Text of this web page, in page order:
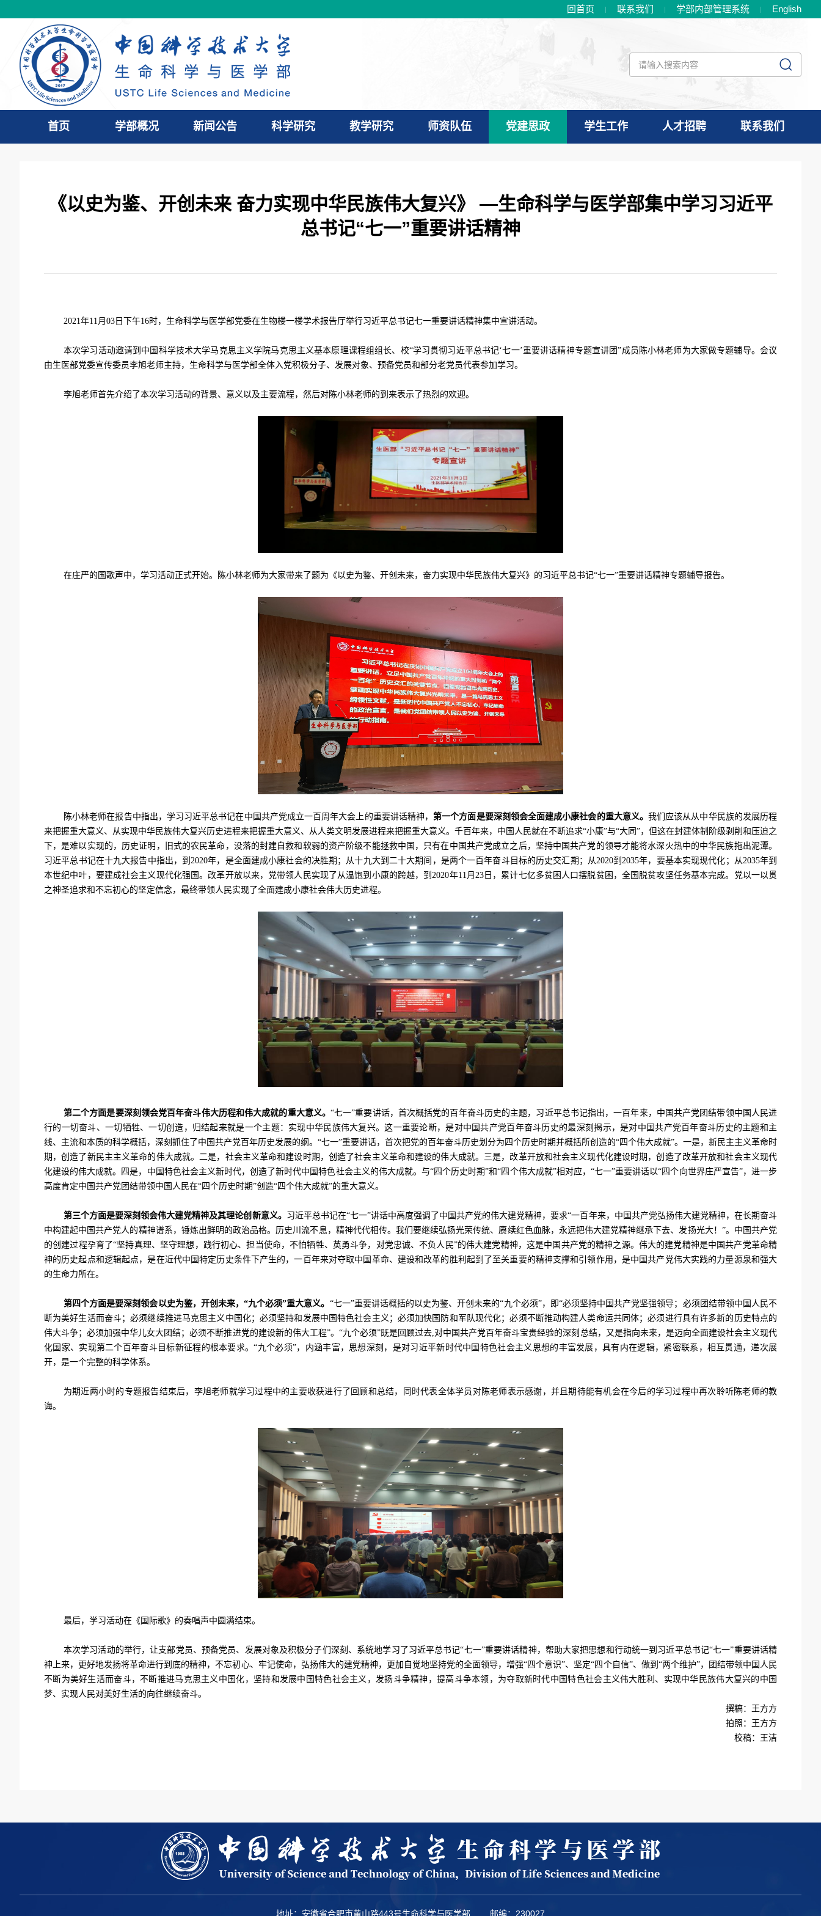
回首页 联系我们 学部内部管理系统 English
首页 学部概况 新闻公告 科学研究 教学研究 师资队伍 党建思政 学生工作 人才招聘 联系我们
《以史为鉴、开创未来 奋力实现中华民族伟大复兴》 —生命科学与医学部集中学习习近平
总书记“七一”重要讲话精神
2021年11月 03 日下午16时，生命科学与医学部党委在生物楼一楼学术报告厅举行习近平总书记七一重要讲话精神集中宣讲活动。
本次学习活动邀请到中国科学技术大学马克思主义学院马克思主义基本原理课程组组长、校“学习贯彻习近平总书记‘七一’重要讲话精神专题宣讲团”成员陈小林老师为大家做专题辅导。会议
由生医部党委宣传委员李旭老师主持，生命科学与医学部全体入党积极分子、发展对象、预备党员和部分老党员代表参加学习。
李旭老师首先介绍了本次学习活动的背景、意义以及主要流程，然后对陈小林老师的到来表示了热烈的欢迎。
在庄严的国歌声中，学习活动正式开始。陈小林老师为大家带来了题为《以史为鉴、开创未来，奋力实现中华民族伟大复兴》的习近平总书记“七一”重要讲话精神专题辅导报告。
陈小林老师在报告中指出，学习习近平总书记在中国共产党成立一百周年大会上的重要讲话精神，第一个方面是要深刻领会全面建成小康社会的重大意义。 我们应该从从中华民族的发展历程
来把握重大意义、从实现中华民族伟大复兴历史进程来把握重大意义、从人类文明发展进程来把握重大意义。千百年来，中国人民就在不断追求“小康”与“大同”，但这在封建体制阶级剥削和压迫之
下，是难以实现的，历史证明，旧式的农民革命，没落的封建自救和软弱的资产阶级不能拯救中国，只有在中国共产党成立之后，坚持中国共产党的领导才能将水深火热中的中华民族拖出泥潭。
习近平总书记在十九大报告中指出，到2020年，是全面建成小康社会的决胜期；从十九大到二十大期间，是两个一百年奋斗目标的历史交汇期；从2020到2035年，要基本实现现代化；从2035年到
本世纪中叶，要建成社会主义现代化强国。改革开放以来，党带领人民实现了从温饱到小康的跨越，到2020年11月 23日，累计七亿多贫困人口摆脱贫困，全国脱贫攻坚任务基本完成。党以一以贯
之神圣追求和不忘初心的坚定信念，最终带领人民实现了全面建成小康社会伟大历史进程。
第二个方面是要深刻领会党百年奋斗伟大历程和伟大成就的重大意义。 “七一”重要讲话，首次概括党的百年奋斗历史的主题，习近平总书记指出，一百年来，中国共产党团结带领中国人民进
行的一切奋斗、一切牺牲、一切创造，归结起来就是一个主题：实现中华民族伟大复兴。这一重要论断，是对中国共产党百年奋斗历史的最深刻揭示，是对中国共产党百年奋斗历史的主题和主
线、主流和本质的科学概括，深刻抓住了中国共产党百年历史发展的纲。“七一”重要讲话，首次把党的百年奋斗历史划分为四个历史时期并概括所创造的“四个伟大成就”。一是，新民主主义革命时
期，创造了新民主主义革命的伟大成就。二是，社会主义革命和建设时期，创造了社会主义革命和建设的伟大成就。三是，改革开放和社会主义现代化建设时期，创造了改革开放和社会主义现代
化建设的伟大成就。四是，中国特色社会主义新时代，创造了新时代中国特色社会主义的伟大成就。与“四个历史时期”和“四个伟大成就”相对应，“七一”重要讲话以“四个向世界庄严宣告”，进一步
高度肯定中国共产党团结带领中国人民在“四个历史时期”创造“四个伟大成就”的重大意义。
第三个方面是要深刻领会伟大建党精神及其理论创新意义。 习近平总书记在“七一”讲话中高度强调了中国共产党的伟大建党精神，要求“一百年来，中国共产党弘扬伟大建党精神，在长期奋斗
中构建起中国共产党人的精神谱系，锤炼出鲜明的政治品格。历史川流不息，精神代代相传。我们要继续弘扬光荣传统、赓续红色血脉，永远把伟大建党精神继承下去、发扬光大！”。中国共产党
的创建过程孕育了“坚持真理、坚守理想，践行初心、担当使命，不怕牺牲、英勇斗争，对党忠诚、不负人民”的伟大建党精神，这是中国共产党的精神之源。伟大的建党精神是中国共产党革命精
神的历史起点和逻辑起点，是在近代中国特定历史条件下产生的，一百年来对夺取中国革命、建设和改革的胜利起到了至关重要的精神支撑和引领作用，是中国共产党伟大实践的力量源泉和强大
的生命力所在。
第四个方面是要深刻领会以史为鉴，开创未来，“九个必须”重大意义。 “七一”重要讲话概括的以史为鉴、开创未来的“九个必须”，即“必须坚持中国共产党坚强领导；必须团结带领中国人民不
断为美好生活而奋斗；必须继续推进马克思主义中国化；必须坚持和发展中国特色社会主义；必须加快国防和军队现代化；必须不断推动构建人类命运共同体；必须进行具有许多新的历史特点的
伟大斗争；必须加强中华儿女大团结；必须不断推进党的建设新的伟大工程”。“九个必须”既是回顾过去,对中国共产党百年奋斗宝贵经验的深刻总结，又是指向未来，是迈向全面建设社会主义现代
化国家、实现第二个百年奋斗目标新征程的根本要求。“九个必须”，内涵丰富，思想深刻，是对习近平新时代中国特色社会主义思想的丰富发展，具有内在逻辑，紧密联系，相互贯通，递次展
开，是一个完整的科学体系。
为期近两小时的专题报告结束后，李旭老师就学习过程中的主要收获进行了回顾和总结，同时代表全体学员对陈老师表示感谢，并且期待能有机会在今后的学习过程中再次聆听陈老师的教
诲。
最后，学习活动在《国际歌》的奏唱声中圆满结束。
本次学习活动的举行，让支部党员、预备党员、发展对象及积极分子们深刻、系统地学习了习近平总书记“七一”重要讲话精神，帮助大家把思想和行动统一到习近平总书记“七一”重要讲话精
神上来，更好地发扬将革命进行到底的精神，不忘初心、牢记使命，弘扬伟大的建党精神，更加自觉地坚持党的全面领导，增强“四个意识”、坚定“四个自信”、做到“两个维护”，团结带领中国人民
不断为美好生活而奋斗，不断推进马克思主义中国化，坚持和发展中国特色社会主义，发扬斗争精神，提高斗争本领，为夺取新时代中国特色社会主义伟大胜利、实现中华民族伟大复兴的中国
梦、实现人民对美好生活的向往继续奋斗。
撰稿：王方方
拍照：王方方
校稿：王洁
地址：安徽省合肥市黄山路443号生命科学与医学部 邮编：230027